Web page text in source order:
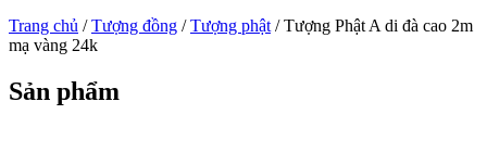
Trang chủ /Tượng đồng /Tượng phật/ Tượng Phật A di đà cao 2m
mạ vàng 24k
Sản phẩm